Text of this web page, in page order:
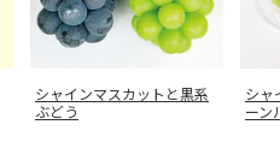
シャインマスカットと黒系
ぶどう
シャ
ーン